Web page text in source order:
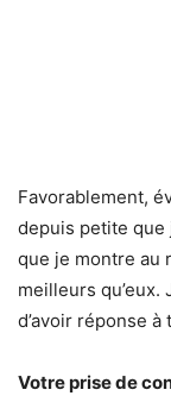
Favorablement,
depuis petite que
que je montre au
meilleurs qu’eux.
d’avoir réponse à
Votre prise de